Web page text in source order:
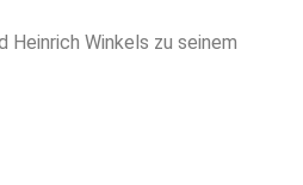
Heinrich Winkels zu seinem